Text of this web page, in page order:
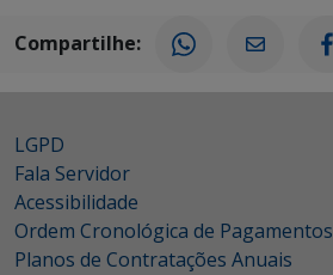
Compartilhe:
LGPD
Fala Servidor
Acessibilidade
Ordem Cronológica de Pagamentos
Planos de Contratações Anuais